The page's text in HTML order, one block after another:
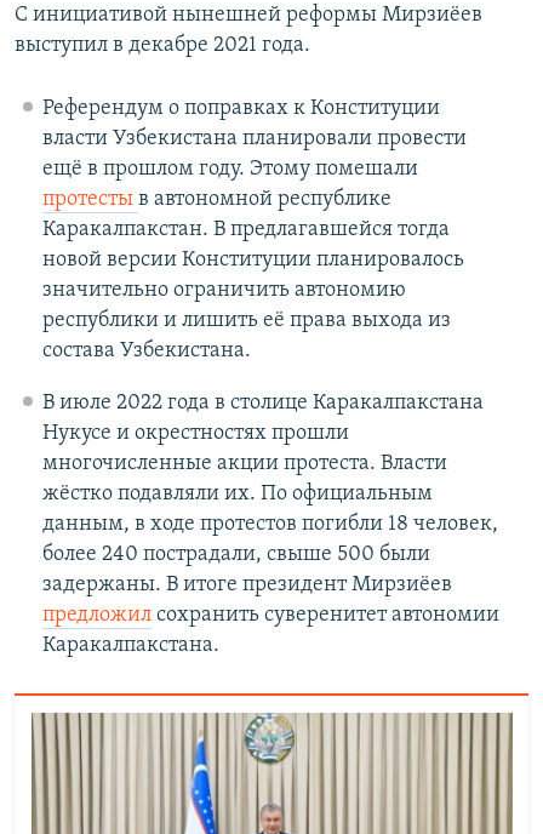
С инициативой нынешней реформы Мирзиёев
выступил в декабре 2021 года.
Референдум о поправках к Конституции
власти Узбекистана планировали провести
ещё в прошлом году. Этому помешали
протесты в автономной республике
Каракалпакстан. В предлагавшейся тогда
новой версии Конституции планировалось
значительно ограничить автономию
республики и лишить её права выхода из
состава Узбекистана.
В июле 2022 года в столице Каракалпакстана
Нукусе и окрестностях прошли
многочисленные акции протеста. Власти
жёстко подавляли их. По официальным
данным, в ходе протестов погибли 18 человек,
более 240 пострадали, свыше 500 были
задержаны. В итоге президент Мирзиёев
предложилсохранить суверенитет автономии
Каракалпакстана.